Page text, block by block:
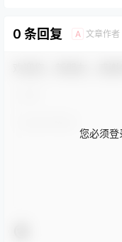
0 条回复 A 文章作者
您必须登